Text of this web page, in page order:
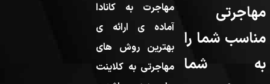
مهاجرتی
مناسب شما را
به شما
مهاجرت به کانادا
آماده ی ارائه ی
بهترین روش های
مهاجرتی به کلاینت